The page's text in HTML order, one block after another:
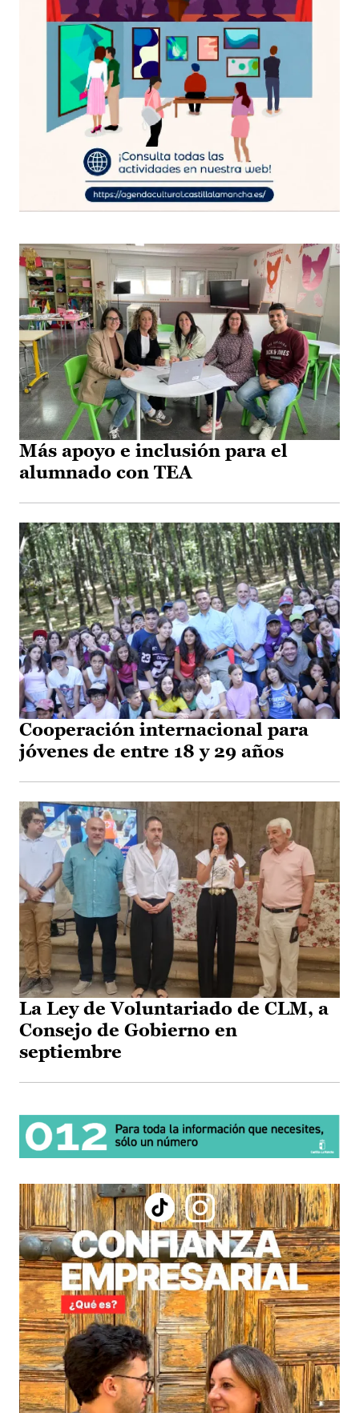
Más apoyo e inclusión para el
alumnado con TEA
Cooperación internacional para
jóvenes de entre 18 y 29 años
La Ley de Voluntariado de CLM, a
Consejo de Gobierno en
septiembre